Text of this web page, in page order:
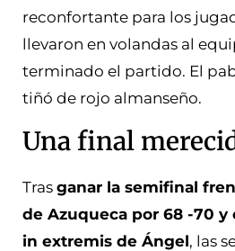
reconfortante para los
llevaron en volandas al
terminado el partido. El
tiñó de rojo almanseño.
Una final
Tras ganar la semifinal
de Azuqueca por 68 -70 y
in extremis de Ángel, las